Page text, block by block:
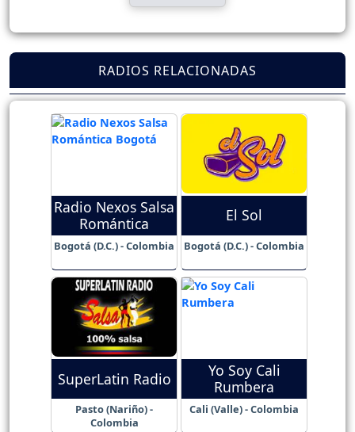
RADIOS RELACIONADAS
Radio Nexos Salsa
Romántica
Bogotá (D.C.) - Colombia
El Sol
Bogotá (D.C.) - Colombia
SuperLatin Radio
Pasto (Nariño) -
Colombia
Yo Soy Cali
Rumbera
Cali (Valle) - Colombia